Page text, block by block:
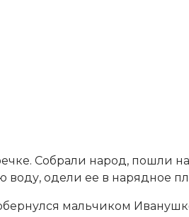
Собрали народ, пошли
одели ее в нарядное
мальчиком